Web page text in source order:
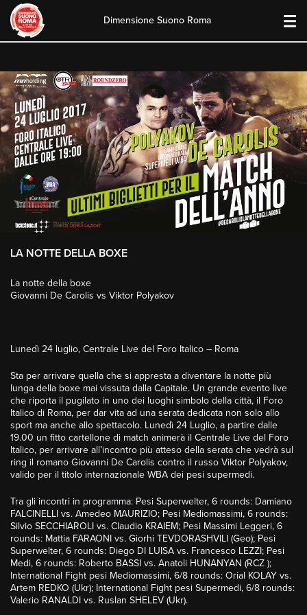
content
Dimensione Suono Roma
LA NOTTE DELLA BOXE
La notte della boxe
Giovanni De Carolis vs Viktor Polyakov
Lunedì 24 luglio, Centrale Live del Foro Italico – Roma
Sta per arrivare quella che si appresta a diventare la notte più
lunga della boxe mai vissuta dalla Capitale. Un grande evento live
che riporta il pugilato in uno dei luoghi simbolo della città, il Foro
Italico di Roma, per dar vita ad una serata dedicata non solo allo
sport ma anche allo spettacolo. Lunedì 24 Luglio, a partire dalle
19.00 un fitto cartellone di match animerà il Centrale Live del Foro
Italico, per arrivare all’incontro più atteso della serata che vedrà sul
ring il romano Giovanni De Carolis contro il russo Viktor Polyakov,
valido per il titolo internazionale WBA dei pesi supermedi.
Tra gli incontri in programma: Pesi Superwelter, 6 rounds: Damiano
FALCINELLI vs. Amedeo MAURIZIO; Pesi Mediomassimi, 6 rounds:
Silvio SECCHIAROLI vs. Claudio KRAIEM; Pesi Massimi Leggeri, 6
rounds: Mattia FARAONI vs. Giorhi TEVDORASHVILI (Geo); Pesi
Superwelter, 6 rounds: Diego DI LUISA vs. Francesco LEZZI; Pesi
Medi, 6 rounds: Roberto BASSI vs. Anatoli HUNANYAN (RCZ );
International Fight pesi Mediomassimi, 6/8 rounds: Orial KOLAY vs.
Artem REDKO (Ukr); International Fight pesi Supermedi, 6/8 rounds:
Valerio RANALDI vs. Ruslan SHELEV (Ukr).